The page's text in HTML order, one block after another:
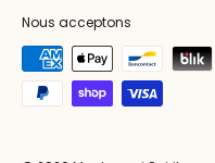
Nous acceptons